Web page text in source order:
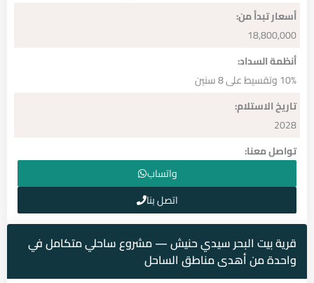
أسعار تبدأ من:
18,800,000
أنظمة السداد:
10% وتقسيط على 8 سنين
تاريخ الاستلام:
2028
تواصل معنا:
واتساب
اتصل بنا
قرية بيت البحر سيدي حنيش — مشروع ساحلي متكامل في
واحدة من أهدى مناطق الساحل